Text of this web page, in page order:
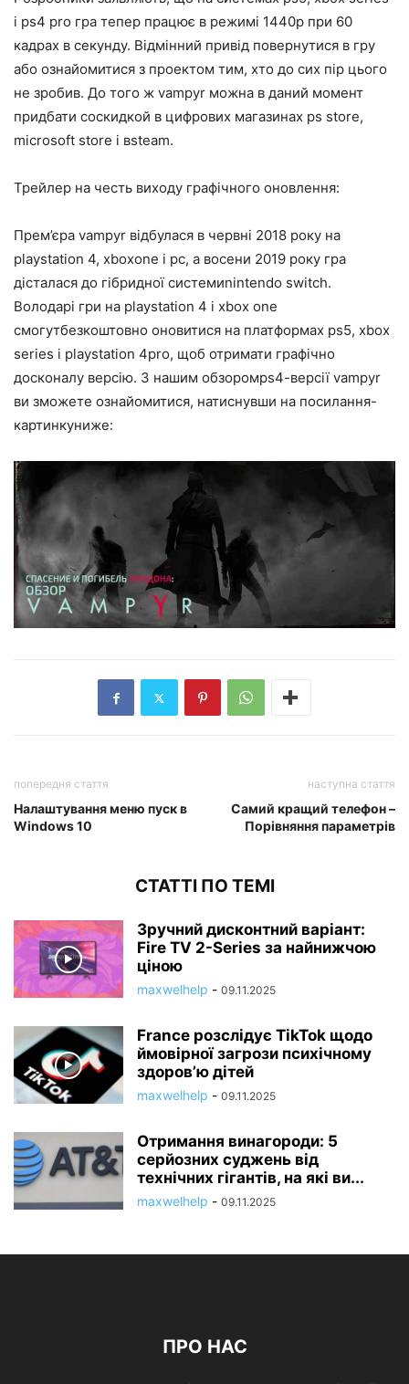
і ps4 pro гра тепер працює в режимі 1440p при 60
кадрах в секунду. Відмінний привід повернутися в гру
або ознайомитися з проектом тим, хто до сих пір цього
не зробив. До того ж vampyr можна в даний момент
придбати соскидкой в цифрових магазинах ps store,
microsoft store і вsteam.
Трейлер на честь виходу графічного оновлення:
Прем’єра vampyr відбулася в червні 2018 року на
playstation 4, xboxone і pc, а восени 2019 року гра
дісталася до гібридної системиnintendo switch.
Володарі гри на playstation 4 і xbox one
смогутбезкоштовно оновитися на платформах ps5, xbox
series і playstation 4pro, щоб отримати графічно
досконалу версію. З нашим обзоромрѕ4-версії vampyr
ви зможете ознайомитися, натиснувши на посилання-
картинкуниже:
попередня стаття
Налаштування меню пуск в
Windows 10
наступна стаття
Самий кращий телефон –
Порівняння параметрів
СТАТТІ ПО ТЕМІ
Зручний дисконтний варіант:
Fire TV 2-Series за найнижчою
ціною
maxwelhelp - 09.11.2025
France розслідує TikTok щодо
ймовірної загрози психічному
здоров’ю дітей
maxwelhelp - 09.11.2025
Отримання винагороди: 5
серйозних суджень від
технічних гігантів, на які ви...
maxwelhelp - 09.11.2025
ПРО НАС